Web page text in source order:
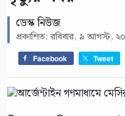
ডেস্ক নিউজ
প্রকাশিত: রবিবার, ৯ আগস্ট,
Facebook Tweet